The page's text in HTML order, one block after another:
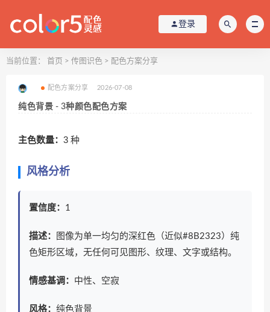
登录
当前位置： 首页 > 传图识色 > 配色方案分享
配色方案分享 2026-07-08
纯色背景 - 3种颜色配色方案
主色数量： 3 种
风格分析
置信度： 1
描述：
图像为单一均匀的深红色（近似#8B2323）纯
色矩形区域，无任何可见图形、纹理、文字或结构。
情感基调： 中性、空寂
风格： 纯色背景